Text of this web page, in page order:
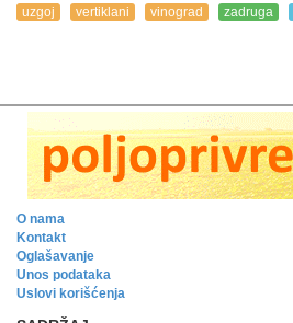
uzgoj
vertiklani vinograd zadruga
O nama
Kontakt
Oglašavanje
Unos podataka
Uslovi korišćenja